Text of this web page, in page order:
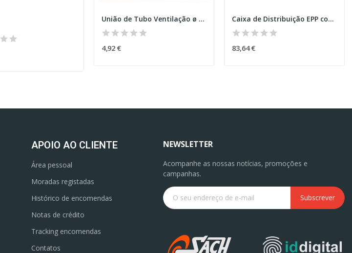
União de Tubo Ventilação ø 75 (Borracha)
4,92 €
Caixa de Distribuição EPP com reguladores...
83,64 €
APOIO AO CLIENTE
Área pessoal
Moradas registadas
Histórico de encomendas
Notas de crédito
Tracking encomendas
Contatos
NEWSLETTER
Acompanhe as nossas notícias, promoções e
campanhas.
Subscrever